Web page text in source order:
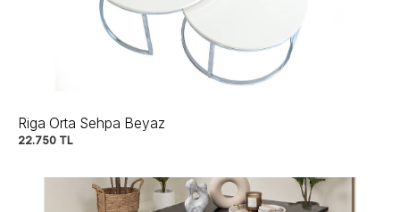
Riga Orta Sehpa Beyaz
22.750 TL